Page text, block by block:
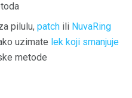
pilulu, patch ili NuvaRing
uzimate lek koji smanjuje
metode